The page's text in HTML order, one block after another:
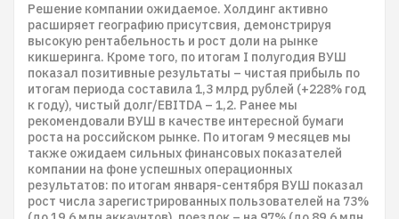
Решение компании ожидаемое. Холдинг активно
расширяет географию присутсвия, демонстрируя
высокую рентабельность и рост доли на рынке
кикшеринга. Кроме того, по итогам I полугодия ВУШ
показал позитивные результаты – чистая прибыль по
итогам периода составила 1,3 млрд рублей (+228% год
к году), чистый долг/EBITDA – 1,2. Ранее мы
рекомендовали ВУШ в качестве интересной бумаги
роста на российском рынке. По итогам 9 месяцев мы
также ожидаем сильных финансовых показателей
компании на фоне успешных операционных
результатов: по итогам января-сентября ВУШ показал
рост числа зарегистрированных пользователей на 73%